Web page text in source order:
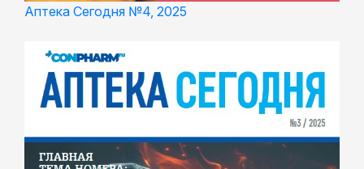
Аптека Сегодня №4, 2025